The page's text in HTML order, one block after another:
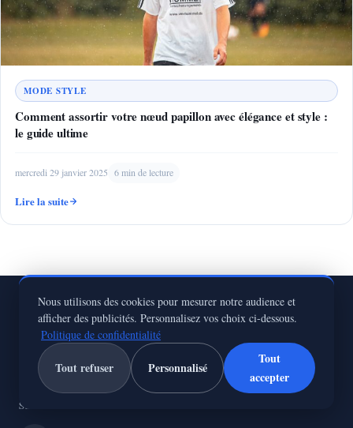
MODE STYLE
Comment assortir votre nœud papillon avec élégance et style :
le guide ultime
mercredi 29 janvier 2025 6 min de lecture
Lire la suite
KatBalous
Le blog de l'homme moderne : style, sport, finance et vie
Suivez-nous sur les réseaux sociaux
Nous utilisons des cookies pour mesurer notre audience et
afficher des publicités. Personnalisez vos choix ci-dessous.
Politique de confidentialité
Tout refuser Personnalisé
Tout
accepter